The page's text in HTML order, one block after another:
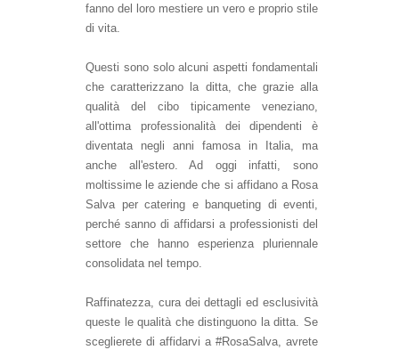
fanno del loro mestiere un vero e proprio stile
di vita.
Questi sono solo alcuni aspetti fondamentali
che caratterizzano la ditta, che grazie alla
qualità del cibo tipicamente veneziano,
all'ottima professionalità dei dipendenti è
diventata negli anni famosa in Italia, ma
anche all'estero. Ad oggi infatti, sono
moltissime le aziende che si affidano a Rosa
Salva per catering e banqueting di eventi,
perché sanno di affidarsi a professionisti del
settore che hanno esperienza pluriennale
consolidata nel tempo.
Raffinatezza, cura dei dettagli ed esclusività
queste le qualità che distinguono la ditta. Se
sceglierete di affidarvi a #RosaSalva, avrete